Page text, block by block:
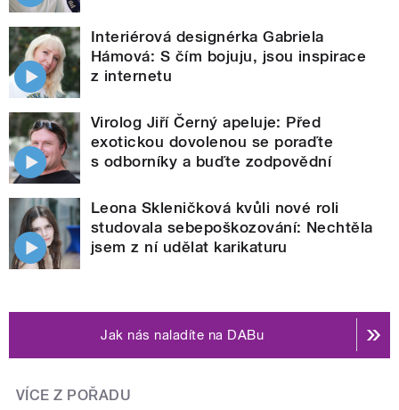
Interiérová designérka Gabriela
Hámová: S čím bojuju, jsou inspirace
z internetu
Virolog Jiří Černý apeluje: Před
exotickou dovolenou se poraďte
s odborníky a buďte zodpovědní
Leona Skleničková kvůli nové roli
studovala sebepoškozování: Nechtěla
jsem z ní udělat karikaturu
Jak nás naladíte na DABu
VÍCE Z POŘADU